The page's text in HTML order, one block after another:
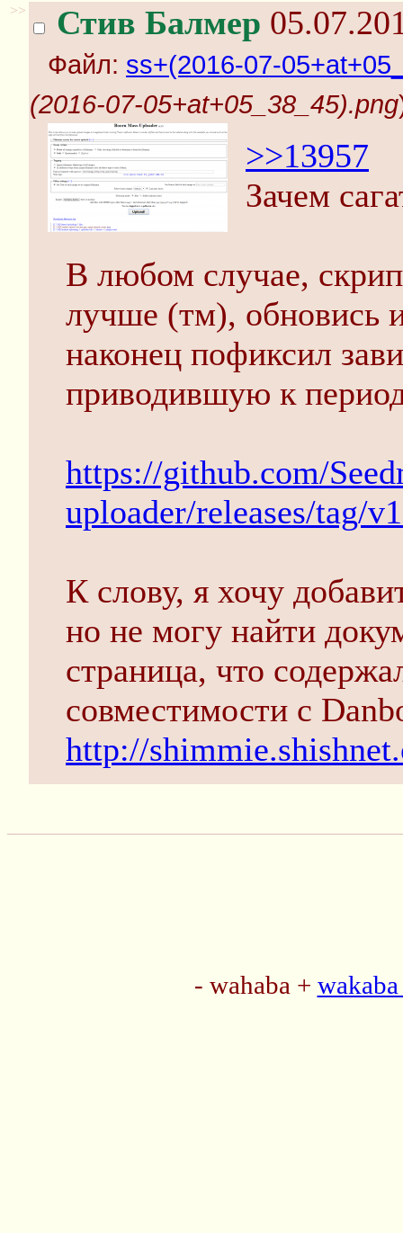
>> Стив Балмер
Файл: ss+(2016-07-
(2016-07-05+at+05_38_45).png
>>13957
Зачем
В любом случае,
лучше (тм), обновись
наконец пофиксил
приводившую к
https://github.com/
uploader/releases/tag/
К слову, я хочу
но не могу найти
страница, что
совместимости с
http://
- wahaba +